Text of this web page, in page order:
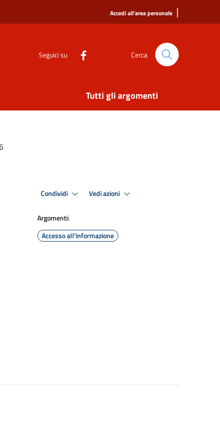
Accedi all'area personale |
Seguici su Cerca
Tutti gli argomenti
Condividi Vedi azioni
Argomenti:
Accesso all'informazione